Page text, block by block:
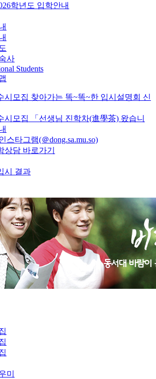
학년도 입학안내
사
Students
시모집 찾아가는 똑~똑~한 입시설명회 신
시모집 「선생님 진학차(進學茶) 왔습니
스타그램(＠dong.sa.mu.so)
상담 바로가기
시 결과
미